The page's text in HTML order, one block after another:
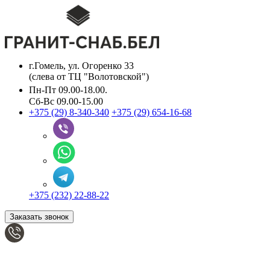
г.Гомель, ул. Огоренко 33
(слева от ТЦ "Волотовской")
Пн-Пт 09.00-18.00.
Сб-Вс 09.00-15.00
+375 (29) 8-340-340 +375 (29) 654-16-68
+375 (232) 22-88-22
Заказать звонок